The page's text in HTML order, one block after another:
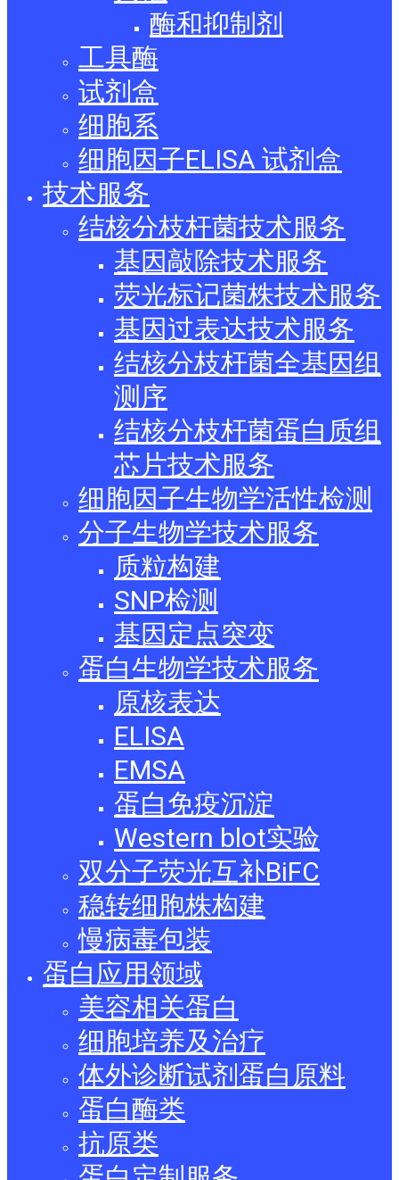
酶和抑制剂
工具酶
试剂盒
细胞系
细胞因子ELISA 试剂盒
技术服务
结核分枝杆菌技术服务
基因敲除技术服务
荧光标记菌株技术服务
基因过表达技术服务
结核分枝杆菌全基因组
测序
结核分枝杆菌蛋白质组
芯片技术服务
细胞因子生物学活性检测
分子生物学技术服务
质粒构建
SNP检测
基因定点突变
蛋白生物学技术服务
原核表达
ELISA
EMSA
蛋白免疫沉淀
Western blot实验
双分子荧光互补BiFC
稳转细胞株构建
慢病毒包装
蛋白应用领域
美容相关蛋白
细胞培养及治疗
体外诊断试剂蛋白原料
蛋白酶类
抗原类